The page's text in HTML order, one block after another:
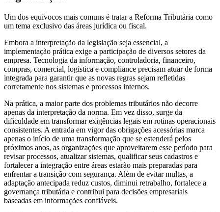
Um dos equívocos mais comuns é tratar a Reforma Tributária como
um tema exclusivo das áreas jurídica ou fiscal.
Embora a interpretação da legislação seja essencial, a
implementação prática exige a participação de diversos setores da
empresa. Tecnologia da informação, controladoria, financeiro,
compras, comercial, logística e compliance precisam atuar de forma
integrada para garantir que as novas regras sejam refletidas
corretamente nos sistemas e processos internos.
Na prática, a maior parte dos problemas tributários não decorre
apenas da interpretação da norma. Em vez disso, surge da
dificuldade em transformar exigências legais em rotinas operacionais
consistentes. A entrada em vigor das obrigações acessórias marca
apenas o início de uma transformação que se estenderá pelos
próximos anos, as organizações que aproveitarem esse período para
revisar processos, atualizar sistemas, qualificar seus cadastros e
fortalecer a integração entre áreas estarão mais preparadas para
enfrentar a transição com segurança. Além de evitar multas, a
adaptação antecipada reduz custos, diminui retrabalho, fortalece a
governança tributária e contribui para decisões empresariais
baseadas em informações confiáveis.